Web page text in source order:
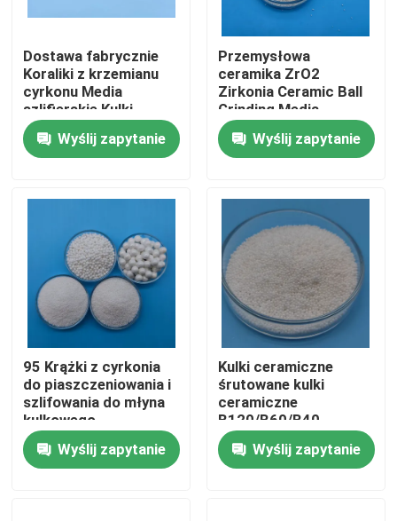
Produkty
O nas
Kontrola jakości
Skontaktuj się z nami
Ceramiczne środki do piaskowania
Ceramiczne kulki do piaskowania
Dostawa fabrycznie
Koraliki z krzemianu
cyrkonu Media
szlifierskie Kulki
ceramiczne z tlenku
cyrkonuWyślij zapytanie
Przemysłowa
ceramika ZrO2
Zirkonia Ceramic Ball
Grinding Media
Zirkonium Silikatowe
koralikiWyślij zapytanie
95 Krążki z cyrkonia
do piaszczeniowania i
szlifowania do młyna
kulkowego
planetarnego
Wyślij zapytanie
Kulki ceramiczne
śrutowane kulki
ceramiczne
B120/B60/B40
Wyślij zapytanie